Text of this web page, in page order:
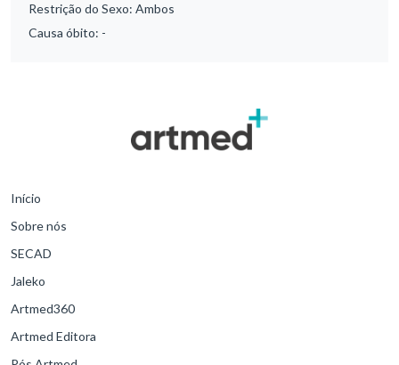
Restrição do Sexo: Ambos
Causa óbito: -
Início
Sobre nós
SECAD
Jaleko
Artmed360
Artmed Editora